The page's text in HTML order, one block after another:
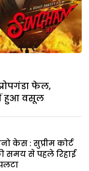
फेल,
हुआ वसूल
केस : सुप्रीम कोर्ट
समय से पहले रिहाई